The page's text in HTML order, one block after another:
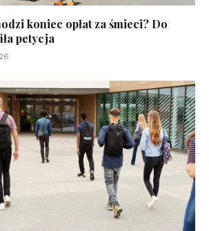
koniec opłat za śmieci? Do
petycja